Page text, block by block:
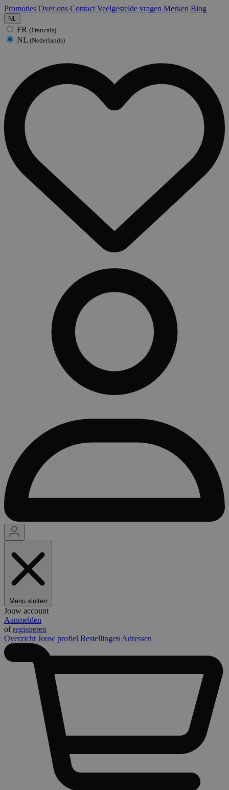
Promoties Over ons Contact Veelgestelde vragen Merken Blog
NL
FR (Francais)
NL (Nederlands)
Menu sluiten
Jouw account
Aanmelden
ofregistreren
Overzicht Jouw profiel Bestellingen Adressen